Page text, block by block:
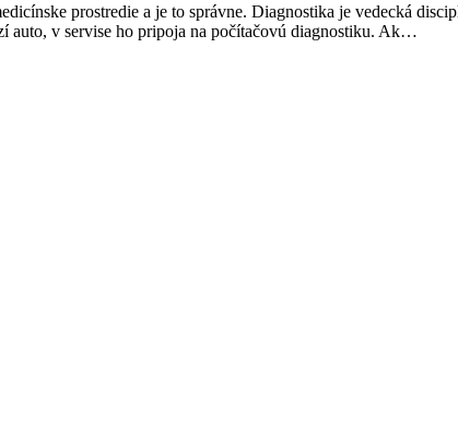
prostredie a je to správne. Diagnostika je vedecká
auto, v servise ho pripoja na počítačovú diagnostiku. Ak…